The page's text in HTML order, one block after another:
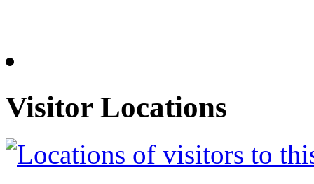
Visitor Locations